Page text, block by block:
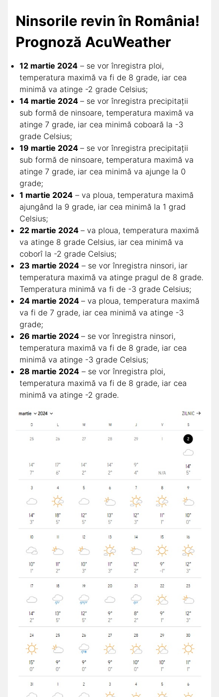
Ninsorile revin în România!
Prognoză AcuWeather
12 martie 2024 – se vor înregistra ploi,
temperatura maximă va fi de 8 grade, iar cea
minimă va atinge -2 grade Celsius;
14 martie 2024 – se vor înregistra precipitații
sub formă de ninsoare, temperatura maximă va
atinge 7 grade, iar cea minimă coboară la -3
grade Celsius;
19 martie 2024 – se vor înregistra precipitații
sub formă de ninsoare, temperatura maximă va
atinge 7 grade, iar cea minimă va ajunge la 0
grade;
1 martie 2024 – va ploua, temperatura maximă
ajungând la 9 grade, iar cea minimă la 1 grad
Celsius;
22 martie 2024 – va ploua, temperatura maximă
va atinge 8 grade Celsius, iar cea minimă va
coborî la -2 grade Celsius;
23 martie 2024 – se vor înregistra ninsori, iar
temperatura maximă va atinge pragul de 8 grade.
Temperatura minimă va fi de -3 grade Celsius;
24 martie 2024 – va ploua, temperatura maximă
va fi de 7 grade, iar cea minimă va atinge -3
grade;
26 martie 2024 – se vor înregistra ninsori,
temperatura maximă va fi de 8 grade, iar cea
minimă va atinge -3 grade Celsius;
28 martie 2024 – se vor înregistra ploi,
temperatura maximă va fi de 8 grade, iar cea
minimă va atinge -2 grade.